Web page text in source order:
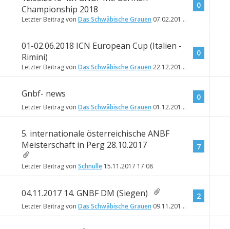
Championship 2018
Letzter Beitrag von Das Schwäbische Grauen 07.02.2018
0
01-02.06.2018 ICN European Cup (Italien -
Rimini)
Letzter Beitrag von Das Schwäbische Grauen 22.12.2017
0
Gnbf- news
Letzter Beitrag von Das Schwäbische Grauen 01.12.2017
0
5. internationale österreichische ANBF
Meisterschaft in Perg 28.10.2017
Letzter Beitrag von Schnulle 15.11.2017 17:08
7
04.11.2017 14. GNBF DM (Siegen)
Letzter Beitrag von Das Schwäbische Grauen 09.11.2017
2